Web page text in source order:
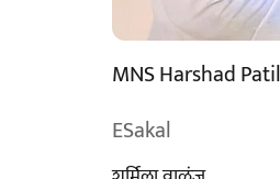
MNS Harshad Patil
ESakal